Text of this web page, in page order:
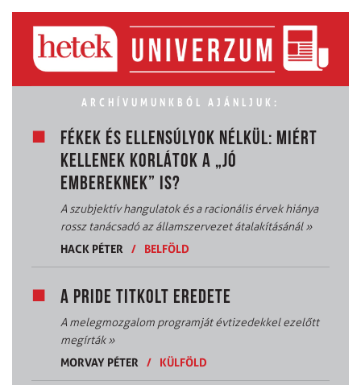
ARCHÍVUMUNKBÓL AJÁNLJUK:
FÉKEK ÉS ELLENSÚLYOK NÉLKÜL: MIÉRT
KELLENEK KORLÁTOK A „JÓ
EMBEREKNEK” IS?
A szubjektív hangulatok és a racionális érvek hiánya
rossz tanácsadó az államszervezet átalakításánál»
HACK PÉTER
/ BELFÖLD
A PRIDE TITKOLT EREDETE
A melegmozgalom programját évtizedekkel ezelőtt
megírták»
MORVAY PÉTER
/ KÜLFÖLD